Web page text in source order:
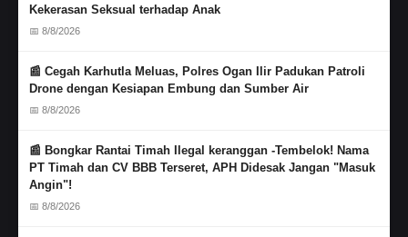
Kekerasan Seksual terhadap Anak
📅 8/8/2026
📰 Cegah Karhutla Meluas, Polres Ogan Ilir Padukan Patroli
Drone dengan Kesiapan Embung dan Sumber Air
📅 8/8/2026
📰 Bongkar Rantai Timah Ilegal keranggan -Tembelok! Nama
PT Timah dan CV BBB Terseret, APH Didesak Jangan "Masuk
Angin"!
📅 8/8/2026